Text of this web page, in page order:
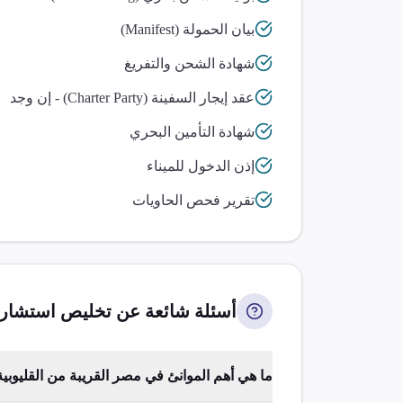
بيان الحمولة (Manifest)
شهادة الشحن والتفريغ
عقد إيجار السفينة (Charter Party) - إن وجد
شهادة التأمين البحري
إذن الدخول للميناء
تقرير فحص الحاويات
أسئلة شائعة عن تخليص
ما هي أهم الموانئ في مصر القريبة من